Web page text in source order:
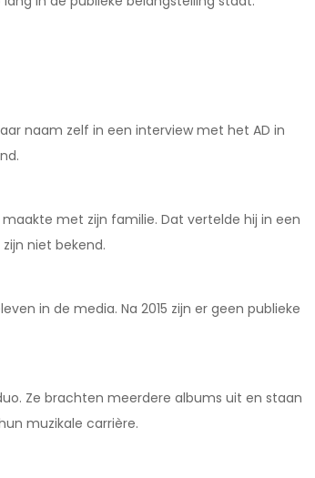
naam zelf in een interview met het AD in
met zijn familie. Dat vertelde hij in een
niet bekend.
in de media. Na 2015 zijn er geen publieke
Ze brachten meerdere albums uit en staan
muzikale carrière.